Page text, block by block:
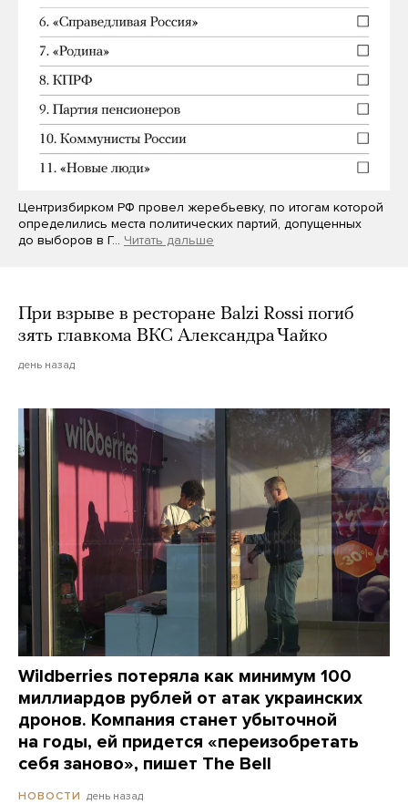
Центризбирком РФ провел жеребьевку, по итогам которой
определились места политических партий, допущенных
до выборов в Г… Читать дальше
При взрыве в ресторане Balzi Rossi погиб
зять главкома ВКС Александра Чайко
день назад
Wildberries потеряла как минимум 100
миллиардов рублей от атак украинских
дронов. Компания станет убыточной
на годы, ей придется «переизобретать
себя заново», пишет The Bell
НОВОСТИ день назад